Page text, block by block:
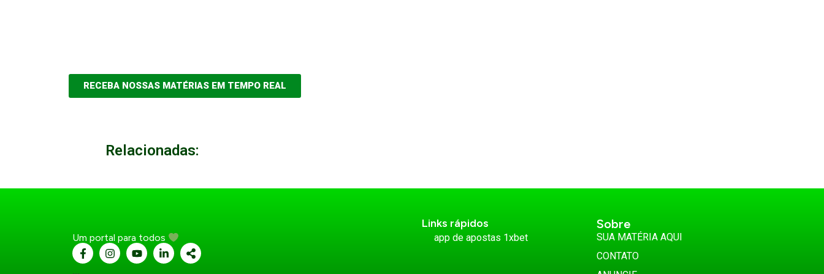
RECEBA NOSSAS MATÉRIAS EM TEMPO REAL
Relacionadas:
Um portal para todos
...
Links rápidos
app de apostas 1xbet
Sobre
SUA MATÉRIA AQUI
CONTATO